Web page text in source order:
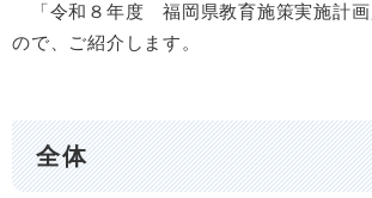
「令和８年度 福岡県教育施策実施計画
ので、ご紹介します。
全体